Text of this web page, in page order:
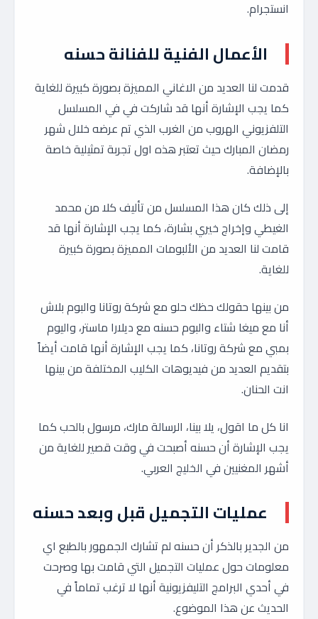
انستجرام.
الأعمال الفنية للفنانة حسنه
قدمت لنا العديد من الاغاني المميزة بصورة كبيرة للغاية
كما يجب الإشارة أنها قد شاركت في في المسلسل
التلفزيوني الهروب من الغرب الذي تم عرضه خلال شهر
رمضان المبارك حيث تعتبر هذه اول تجربة تمثيلية خاصة
بالإضافة.
إلى ذلك كان هذا المسلسل من تأليف كلا من محمد
الغيطي وإخراج خيري بشارة، كما يجب الإشارة أنها قد
قامت لنا العديد من الألبومات المميزة بصورة كبيرة
للغاية.
من بينها حقولك حظك حلو مع شركة روتانا والبوم بلاش
أنا مع ميغا شتاء والبوم حسنه مع ديلارا ماستر، واليوم
بمبي مع شركة روتانا، كما يجب الإشارة أنها قامت أيضاً
بتقديم العديد من فيديوهات الكليب المختلفة من بينها
انت الحنان.
انا كل ما اقول، يلا بينا، الرسالة مارك، مرسول بالحب كما
يجب الإشارة أن حسنه أصبحت في وقت قصير للغاية من
أشهر المغنيين في الخليج العربي.
عمليات التجميل قبل وبعد حسنه
من الجدير بالذكر أن حسنه لم تشارك الجمهور بالطبع اي
معلومات حول عمليات التجميل التي قامت بها وصرحت
في أحدي البرامج التليفزيونية أنها لا ترغب تماماً في
الحديث عن هذا الموضوع.